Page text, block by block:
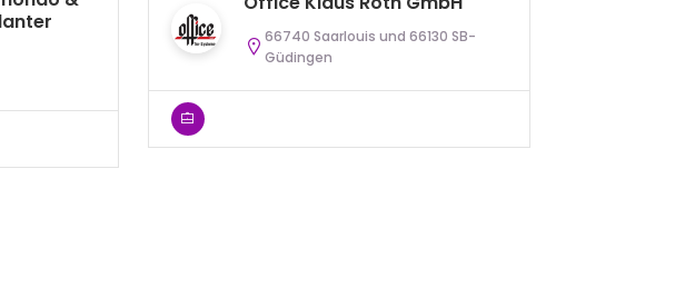
66740 Saarlouis und 66130 SB-
Güdingen